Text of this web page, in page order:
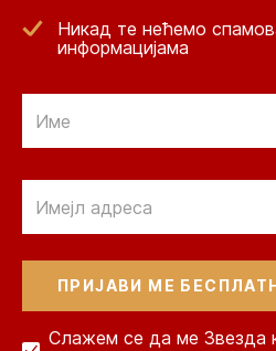
Никад те нећемо
информацијама
Слажем се да ме Звезда